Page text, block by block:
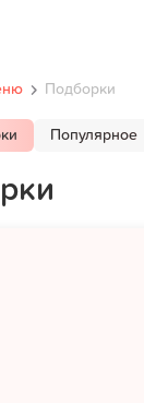
Подборки
Популярное